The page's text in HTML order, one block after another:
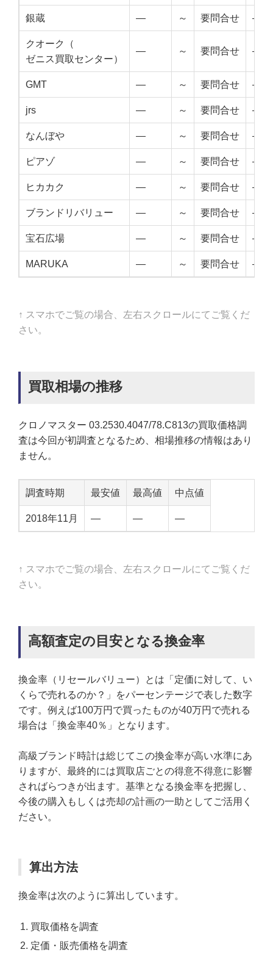
銀蔵 — ～ 要問合せ —
クオーク（
ゼニス買取センター）
— ～ 要問合せ —
GMT — ～ 要問合せ —
jrs — ～ 要問合せ —
なんぼや — ～ 要問合せ —
ピアゾ — ～ 要問合せ —
ヒカカク — ～ 要問合せ —
ブランドリバリュー — ～ 要問合せ —
宝石広場 — ～ 要問合せ —
MARUKA — ～ 要問合せ —
↑ スマホでご覧の場合、左右スクロールにてご覧くだ
さい。
買取相場の推移
クロノマスター 03.2530.4047/78.C813の買取価格調
査は今回が初調査となるため、相場推移の情報はあり
ません。
調査時期 最安値 最高値 中点値
2018年11月 — — —
↑ スマホでご覧の場合、左右スクロールにてご覧くだ
さい。
高額査定の目安となる換金率
換金率（リセールバリュー）とは「定価に対して、い
くらで売れるのか？」をパーセンテージで表した数字
です。例えば100万円で買ったものが40万円で売れる
場合は「換金率40％」となります。
高級ブランド時計は総じてこの換金率が高い水準にあ
りますが、最終的には買取店ごとの得意不得意に影響
さればらつきが出ます。基準となる換金率を把握し、
今後の購入もしくは売却の計画の一助としてご活用く
ださい。
算出方法
換金率は次のように算出しています。
買取価格を調査
定価・販売価格を調査